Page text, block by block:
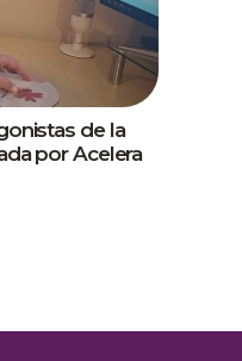
de la
por Acelera